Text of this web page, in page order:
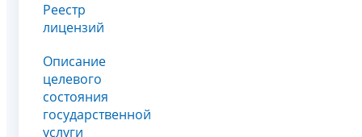
Реестр
лицензий
Описание
целевого
состояния
государственной
услуги